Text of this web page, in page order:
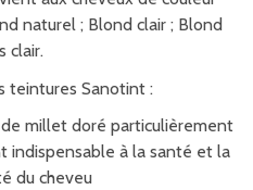
naturel ; Blond clair ; Blond
clair.
teintures Sanotint :
millet doré particulièrement
indispensable à la santé et la
du cheveu